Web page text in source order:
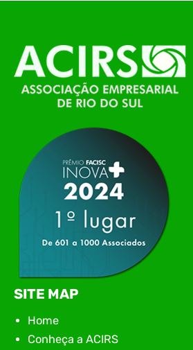
O Polo ACATE-ACIRS, por meio
de Tecnologia da Informação do
Itajaí, realizou, no dia 21 de
Conexão Tech NIAVI, reunindo
tecnologia da região para uma
apresentação de novas
encontro aconteceu em Rio…
SITE MAP
Home
Conheça a ACIRS